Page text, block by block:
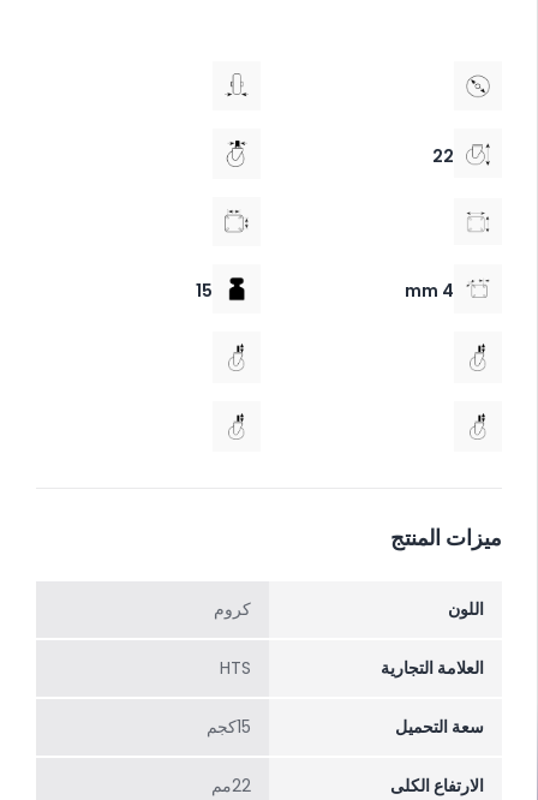
22
4 mm
15
ميزات المنتج
اللون کروم
العلامة التجارية HTS
سعة التحميل 15كجم
الارتفاع الکلی 22مم